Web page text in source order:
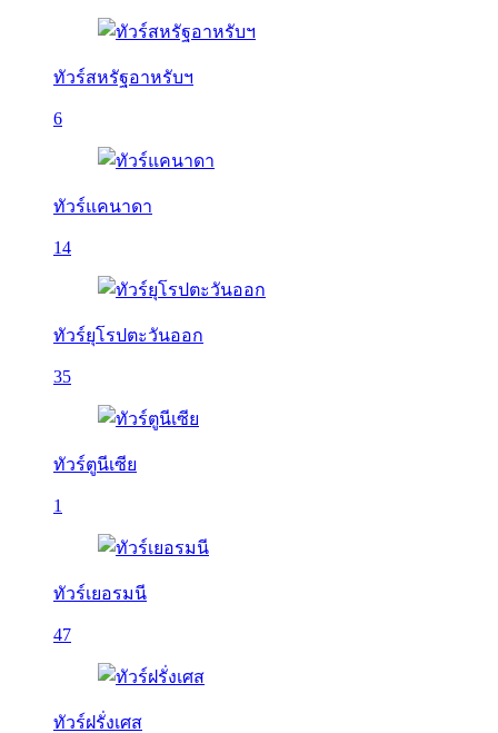
ทัวร์สหรัฐอาหรับฯ
6
ทัวร์แคนาดา
14
ทัวร์ยุโรปตะวันออก
35
ทัวร์ตูนีเซีย
1
ทัวร์เยอรมนี
47
ทัวร์ฝรั่งเศส